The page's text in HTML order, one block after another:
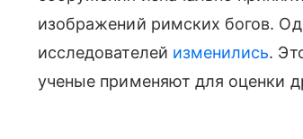
изображений римских богов.
исследователей изменились.
ученые применяют для оценки